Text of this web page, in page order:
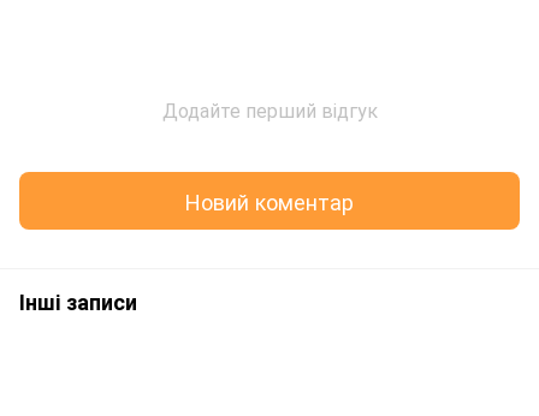
Додайте перший відгук
Новий коментар
Інші записи